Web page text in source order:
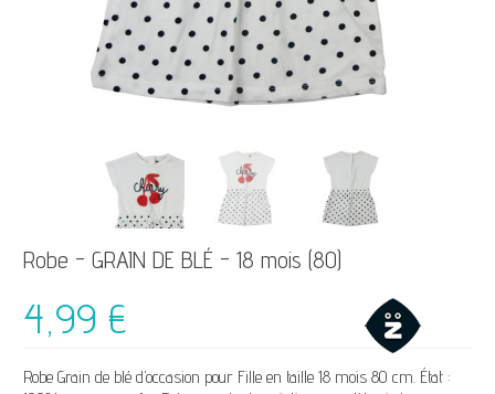
Robe - GRAIN DE BLÉ - 18 mois (80)
4,99 €
Robe Grain de blé d’occasion pour Fille en taille 18 mois 80 cm. État :